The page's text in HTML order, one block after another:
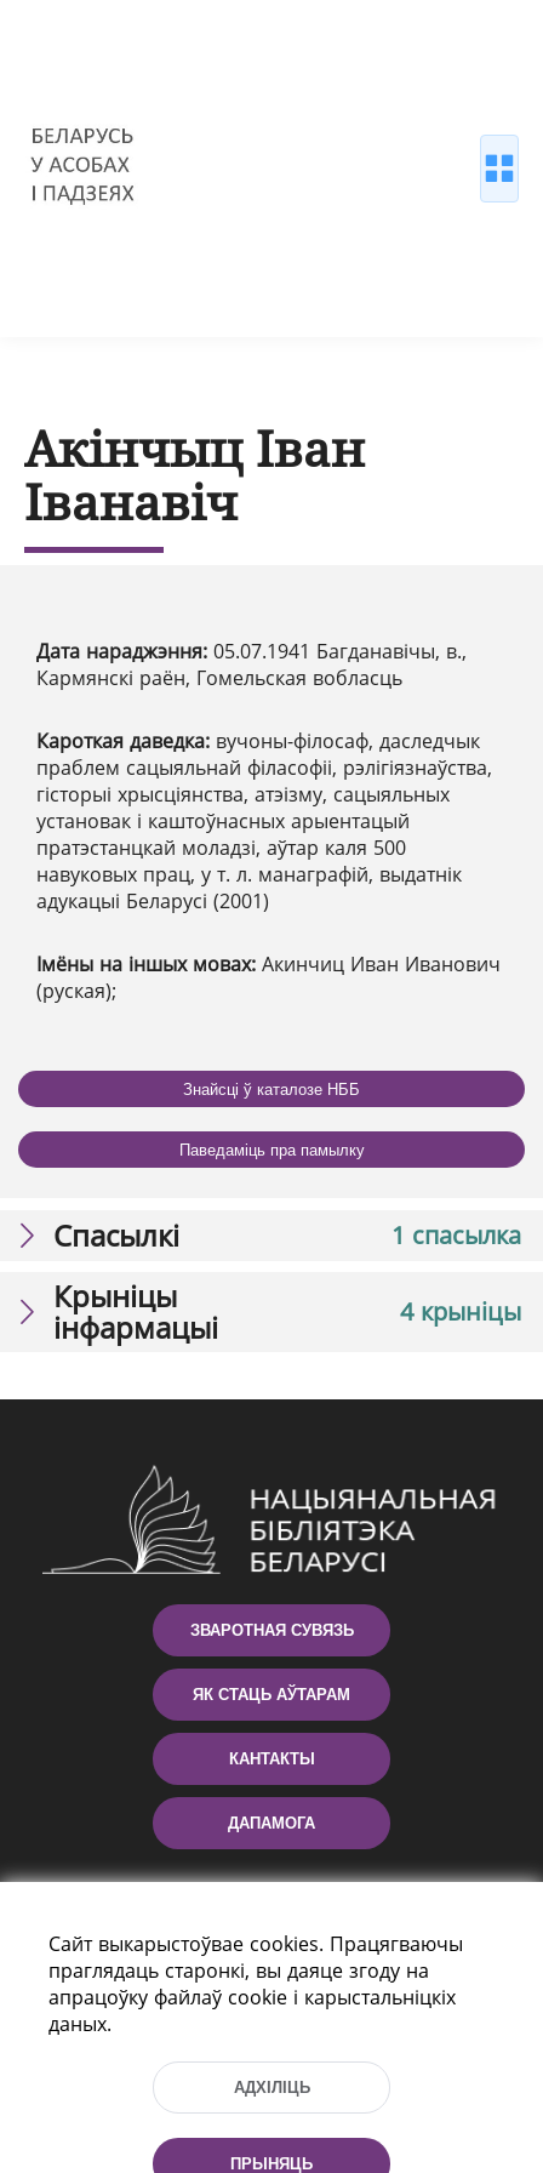
Акінчыц Іван
Іванавіч
Дата нараджэння: 05.07.1941 Багданавічы, в.,
Кармянскі раён, Гомельская вобласць
Кароткая даведка: вучоны-філосаф, даследчык
праблем сацыяльнай філасофіі, рэлігіязнаўства,
гісторыі хрысціянства, атэізму, сацыяльных
установак і каштоўнасных арыентацый
пратэстанцкай моладзі, аўтар каля 500
навуковых прац, у т. л. манаграфій, выдатнік
адукацыі Беларусі (2001)
Імёны на іншых мовах: Акинчиц Иван Иванович
(руская);
Знайсці ў каталозе НББ
Паведаміць пра памылку
1 спасылка
Спасылкі
4 крыніцы
Крыніцы
інфармацыі
ЗВАРОТНАЯ СУВЯЗЬ
ЯК СТАЦЬ АЎТАРАМ
КАНТАКТЫ
ДАПАМОГА
праспект Незалежнасці 116
г. Мiнск, Рэспубліка Беларусь, 220114
Тэл.: (+375 17) 368 37 37, Факс: (+375 17)
Эл. пошта: inbox@nlb.by
Сайт выкарыстоўвае cookies. Працягваючы
праглядаць старонкі, вы даяце згоду на
апрацоўку файлаў cookie і карыстальніцкіх
даных.
АДХІЛІЦЬ
ПРЫНЯЦЬ